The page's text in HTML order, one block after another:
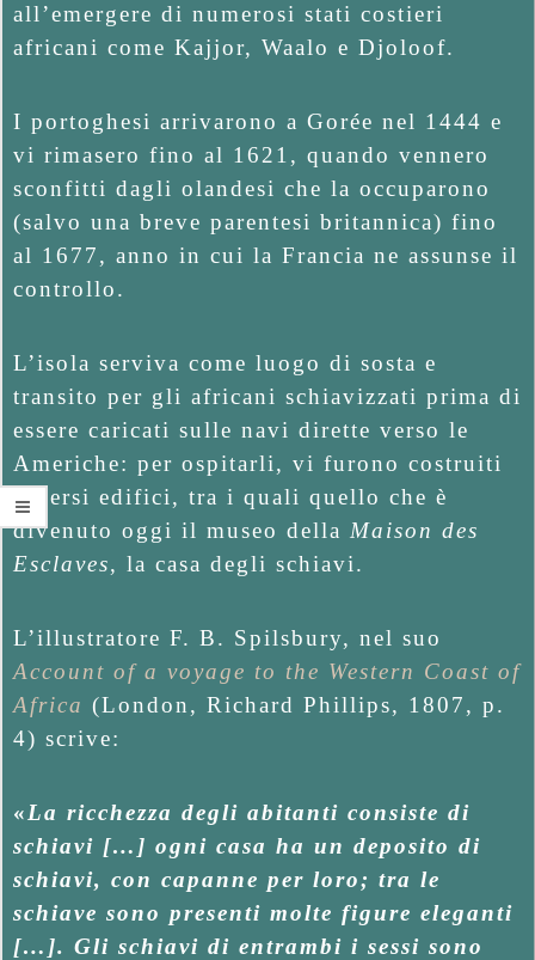
all’emergere di numerosi stati costieri
africani come Kajjor, Waalo e Djoloof.
I portoghesi arrivarono a Gorée nel 1444 e
vi rimasero fino al 1621, quando vennero
sconfitti dagli olandesi che la occuparono
(salvo una breve parentesi britannica) fino
al 1677, anno in cui la Francia ne assunse il
controllo.
L’isola serviva come luogo di sosta e
transito per gli africani schiavizzati prima di
essere caricati sulle navi dirette verso le
Americhe: per ospitarli, vi furono costruiti
diversi edifici, tra i quali quello che è
divenuto oggi il museo della Maison des
Esclaves, la casa degli schiavi.
L’illustratore F. B. Spilsbury, nel suo
Account of a voyage to the Western Coast of
Africa (London, Richard Phillips, 1807, p.
4) scrive:
«La ricchezza degli abitanti consiste di
schiavi […] ogni casa ha un deposito di
schiavi, con capanne per loro; tra le
schiave sono presenti molte figure eleganti
[…]. Gli schiavi di entrambi i sessi sono